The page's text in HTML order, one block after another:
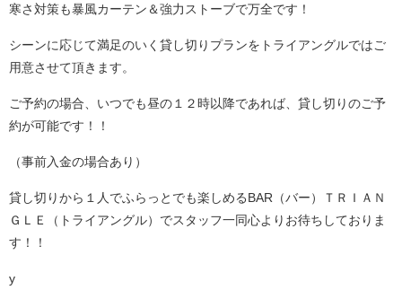
寒さ対策も暴風カーテン＆強力ストーブで万全です！
シーンに応じて満足のいく貸し切りプランをトライアングルではご
用意させて頂きます。
ご予約の場合、いつでも昼の１２時以降であれば、貸し切りのご予
約が可能です！！
（事前入金の場合あり）
貸し切りから１人でふらっとでも楽しめるBAR（バー）ＴＲＩＡＮ
ＧＬＥ（トライアングル）でスタッフ一同心よりお待ちしておりま
す！！
y